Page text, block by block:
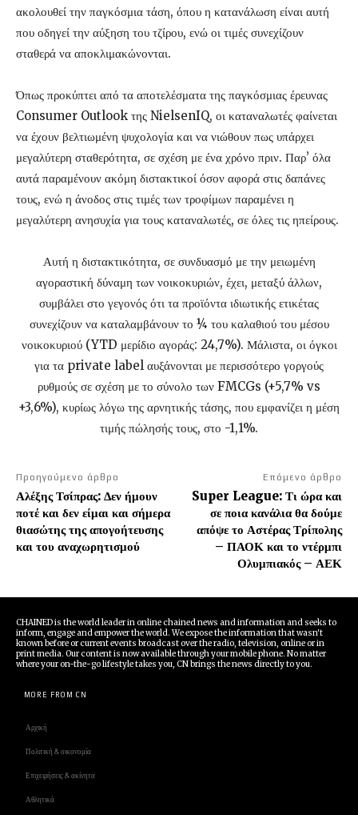
ακολουθεί την παγκόσμια τάση, όπου η κατανάλωση είναι αυτή
που οδηγεί την αύξηση του τζίρου, ενώ οι τιμές συνεχίζουν
σταθερά να αποκλιμακώνονται.
Όπως προκύπτει από τα αποτελέσματα της παγκόσμιας έρευνας
Consumer Outlook της NielsenIQ, οι καταναλωτές φαίνεται
να έχουν βελτιωμένη ψυχολογία και να νιώθουν πως υπάρχει
μεγαλύτερη σταθερότητα, σε σχέση με ένα χρόνο πριν. Παρ’ όλα
αυτά παραμένουν ακόμη διστακτικοί όσον αφορά στις δαπάνες
τους, ενώ η άνοδος στις τιμές των τροφίμων παραμένει η
μεγαλύτερη ανησυχία για τους καταναλωτές, σε όλες τις ηπείρους.
Αυτή η διστακτικότητα, σε συνδυασμό με την μειωμένη
αγοραστική δύναμη των νοικοκυριών, έχει, μεταξύ άλλων,
συμβάλει στο γεγονός ότι τα προϊόντα ιδιωτικής ετικέτας
συνεχίζουν να καταλαμβάνουν το ¼ του καλαθιού του μέσου
νοικοκυριού (YTD μερίδιο αγοράς: 24,7%). Μάλιστα, οι όγκοι
για τα private label αυξάνονται με περισσότερο γοργούς
ρυθμούς σε σχέση με το σύνολο των FMCGs (+5,7% vs
+3,6%), κυρίως λόγω της αρνητικής τάσης, που εμφανίζει η μέση
τιμής πώλησής τους, στο -1,1%.
Προηγούμενο άρθρο
Αλέξης Τσίπρας: Δεν ήμουν
ποτέ και δεν είμαι και σήμερα
θιασώτης της απογοήτευσης
και του αναχωρητισμού
Επόμενο άρθρο
Super League: Τι ώρα και
σε ποια κανάλια θα δούμε
απόψε το Αστέρας Τρίπολης
– ΠΑΟΚ και το ντέρμπι
Ολυμπιακός – ΑΕΚ
CHAINED is the world leader in online chained news and information and seeks to
inform, engage and empower the world. We expose the information that wasn't
known before or current events broadcast over the radio, television, online or in
print media. Our content is now available through your mobile phone. No matter
where your on-the-go lifestyle takes you, CN brings the news directly to you.
MORE FROM CN
Αρχική
Πολιτική & οικονομία
Επιχειρήσεις & ακίνητα
Αθλητικά